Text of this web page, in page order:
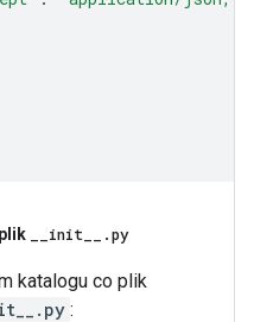
init .py
katalogu co plik
: